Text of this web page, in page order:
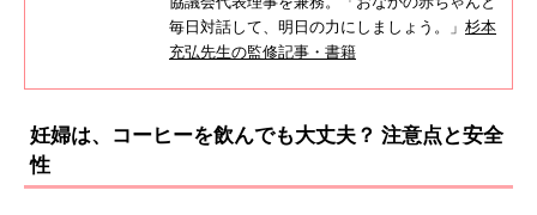
毎日対話して、明日の力にしましょう。」 杉本
充弘先生の監修記事・書籍
妊婦は、コーヒーを飲んでも大丈夫？ 注意点と安全
性